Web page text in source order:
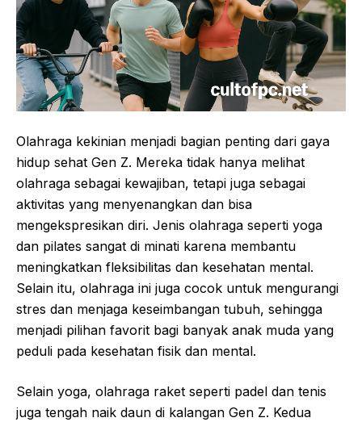
Olahraga kekinian menjadi bagian penting dari gaya
hidup sehat Gen Z. Mereka tidak hanya melihat
olahraga sebagai kewajiban, tetapi juga sebagai
aktivitas yang menyenangkan dan bisa
mengekspresikan diri. Jenis olahraga seperti yoga
dan pilates sangat di minati karena membantu
meningkatkan fleksibilitas dan kesehatan mental.
Selain itu, olahraga ini juga cocok untuk mengurangi
stres dan menjaga keseimbangan tubuh, sehingga
menjadi pilihan favorit bagi banyak anak muda yang
peduli pada kesehatan fisik dan mental.
Selain yoga, olahraga raket seperti padel dan tenis
juga tengah naik daun di kalangan Gen Z. Kedua